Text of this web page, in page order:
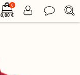
0
0,00 €